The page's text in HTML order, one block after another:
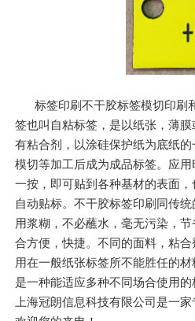
标签印刷不干胶标签模切印刷
签也叫自粘标签，是以纸张，薄
有粘合剂，以涂硅保护纸为底纸的
模切等加工后成为成品标签。应
一按，即可贴到各种基材的表面
自动贴标。不干胶标签印刷同传
用浆糊，不必蘸水，毫无污染，
合方便，快捷。不同的面料，粘
用在一般纸张标签所不能胜任的
是一种能适应多种不同场合使用
上海冠朗信息科技有限公司是一